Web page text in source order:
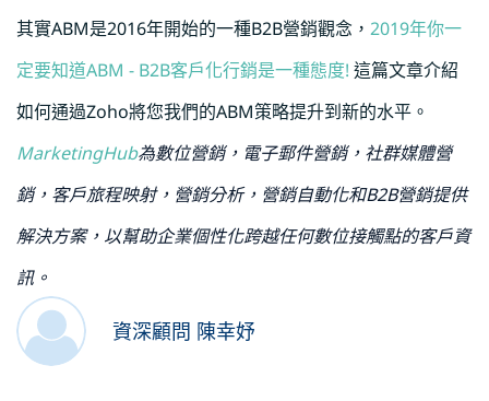
其實ABM是2016年開始的一種B2B營銷觀念， 2019年你一
定要知道ABM - B2B客戶化行銷是一種態度! 這篇文章介紹
如何通過Zoho將您我們的ABM策略提升到新的水平。
MarketingHub為數位營銷，電子郵件營銷，社群媒體營
銷，客戶旅程映射，營銷分析，營銷自動化和B2B營銷提供
解決方案，以幫助企業個性化跨越任何數位接觸點的客戶資
訊。
資深顧問 陳幸妤